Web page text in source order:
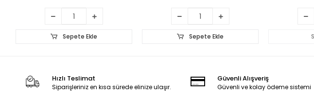
Sepete Ekle Sepete Ekle
Hızlı Teslimat
Siparişleriniz en kısa sürede elinize ulaşır.
Güvenli Alışveriş
Güvenli ve kolay ödeme sistemi